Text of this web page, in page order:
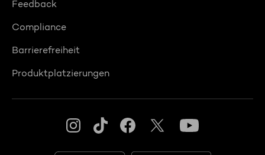
Feedback
Compliance
Barrierefreiheit
Produktplatzierungen